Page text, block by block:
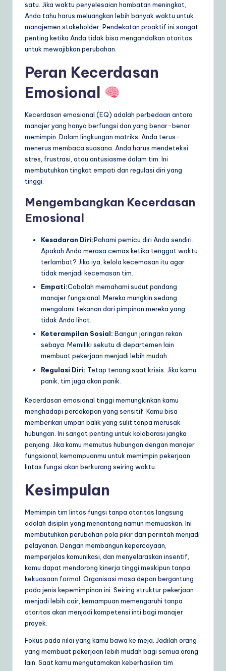
satu. Jika waktu penyelesaian hambatan meningkat,
Anda tahu harus meluangkan lebih banyak waktu untuk
manajemen stakeholder. Pendekatan proaktif ini sangat
penting ketika Anda tidak bisa mengandalkan otoritas
untuk mewajibkan perubahan.
Peran Kecerdasan
Emosional
Kecerdasan emosional (EQ) adalah perbedaan antara
manajer yang hanya berfungsi dan yang benar-benar
memimpin. Dalam lingkungan matriks, Anda terus-
menerus membaca suasana. Anda harus mendeteksi
stres, frustrasi, atau antusiasme dalam tim. Ini
membutuhkan tingkat empati dan regulasi diri yang
tinggi.
Mengembangkan Kecerdasan
Emosional
Kesadaran Diri:Pahami pemicu diri Anda sendiri.
Apakah Anda merasa cemas ketika tenggat waktu
terlambat? Jika iya, kelola kecemasan itu agar
tidak menjadi kecemasan tim.
Empati:Cobalah memahami sudut pandang
manajer fungsional. Mereka mungkin sedang
mengalami tekanan dari pimpinan mereka yang
tidak Anda lihat.
Keterampilan Sosial: Bangun jaringan rekan
sebaya. Memiliki sekutu di departemen lain
membuat pekerjaan menjadi lebih mudah.
Regulasi Diri: Tetap tenang saat krisis. Jika kamu
panik, tim juga akan panik.
Kecerdasan emosional tinggi memungkinkan kamu
menghadapi percakapan yang sensitif. Kamu bisa
memberikan umpan balik yang sulit tanpa merusak
hubungan. Ini sangat penting untuk kolaborasi jangka
panjang. Jika kamu memutus hubungan dengan manajer
fungsional, kemampuanmu untuk memimpin pekerjaan
lintas fungsi akan berkurang seiring waktu.
Kesimpulan
Memimpin tim lintas fungsi tanpa otoritas langsung
adalah disiplin yang menantang namun memuaskan. Ini
membutuhkan perubahan pola pikir dari perintah menjadi
pelayanan. Dengan membangun kepercayaan,
memperjelas komunikasi, dan menyelaraskan insentif,
kamu dapat mendorong kinerja tinggi meskipun tanpa
kekuasaan formal. Organisasi masa depan bergantung
pada jenis kepemimpinan ini. Seiring struktur pekerjaan
menjadi lebih cair, kemampuan memengaruhi tanpa
otoritas akan menjadi kompetensi inti bagi manajer
proyek.
Fokus pada nilai yang kamu bawa ke meja. Jadilah orang
yang membuat pekerjaan lebih mudah bagi semua orang
lain. Saat kamu mengutamakan keberhasilan tim